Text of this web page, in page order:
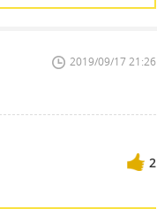
2019/09/17 21:26
2